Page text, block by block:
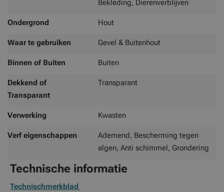
Bekleding, Dierenverblijven
Ondergrond Hout
Waar te gebruiken Gevel & Buitenhout
Binnen of Buiten Buiten
Dekkend of
Transparant
Transparant
Verwerking Kwasten
Verf eigenschappen
Ademend, Bescherming tegen
algen, Anti schimmel, Grondering
Technische informatie
Technischmerkblad